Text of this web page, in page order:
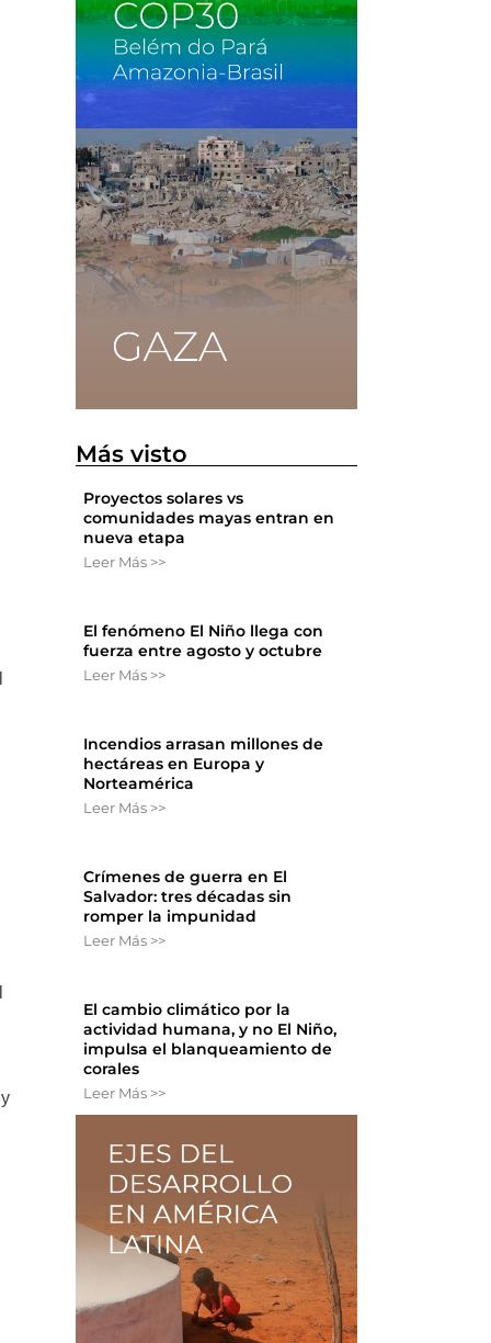
Más visto
Proyectos solares vs
comunidades mayas entran en
nueva etapa
Leer Más >>
El fenómeno El Niño llega con
fuerza entre agosto y octubre
Leer Más >>
Incendios arrasan millones de
hectáreas en Europa y
Norteamérica
Leer Más >>
Crímenes de guerra en El
Salvador: tres décadas sin
romper la impunidad
Leer Más >>
El cambio climático por la
actividad humana, y no El Niño,
impulsa el blanqueamiento de
corales
Leer Más >>